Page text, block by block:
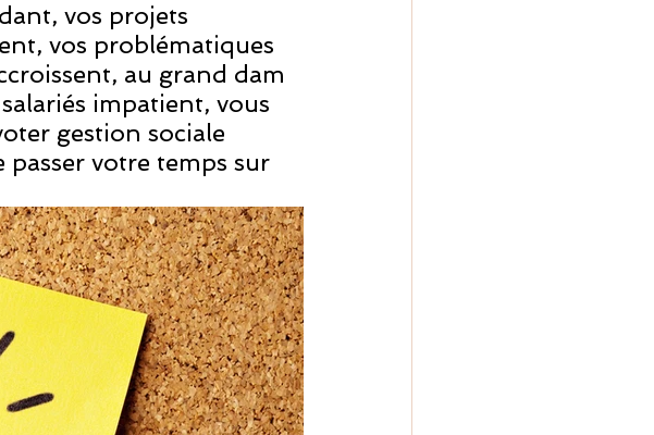
vos projets
vos problématiques
au grand dam
impatient, vous
gestion sociale
votre temps sur